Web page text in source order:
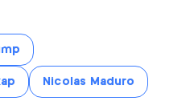
Nicolas Maduro